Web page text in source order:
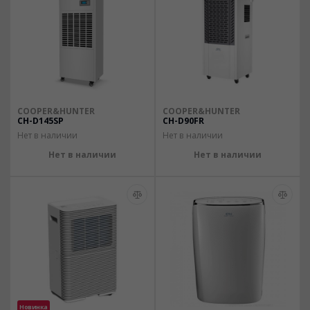
COOPER&HUNTER
CH-D145SP
Нет в наличии
Нет в наличии
COOPER&HUNTER
CH-D90FR
Нет в наличии
Нет в наличии
Новинка